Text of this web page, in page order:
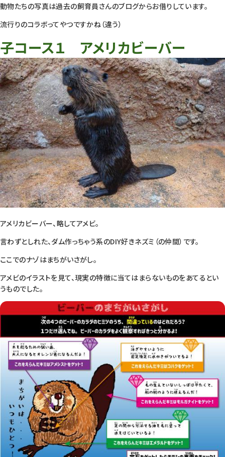
動物たちの写真は過去の飼育員さんのブログからお借りしています。
流行りのコラボってやつですかね（違う）
子コース１ アメリカビーバー
アメリカビーバー、略してアメビ。
言わずとしれた、ダム作っちゃう系のDIY好きネズミ（の仲間）です。
ここでのナゾはまちがいさがし。
アメビのイラストを見て、現実の特徴に当てはまらないものをあてるとい
うものでした。